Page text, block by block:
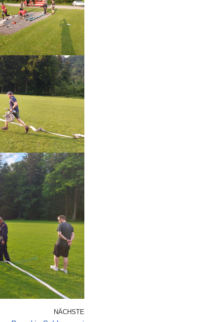
NÄCHSTE